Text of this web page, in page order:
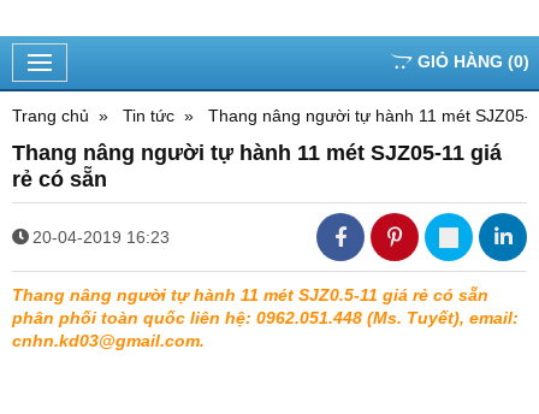
GIỎ HÀNG (0)
Trang chủ Tin tức Thang nâng người tự hành 11 mét SJZ05-
Thang nâng người tự hành 11 mét SJZ05-11 giá
rẻ có sẵn
20-04-2019 16:23
Thang nâng người tự hành 11 mét SJZ0.5-11 giá rẻ có sẵn
phân phối toàn quốc liên hệ: 0962.051.448 (Ms. Tuyết), email:
cnhn.kd03@gmail.com.